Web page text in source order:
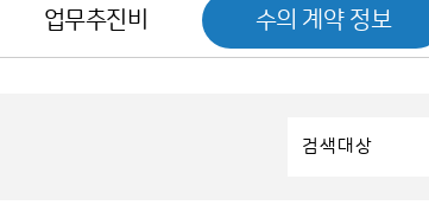
사전정보 공개
업무추진비
업무추진비 수의 계약 정보
검색대상